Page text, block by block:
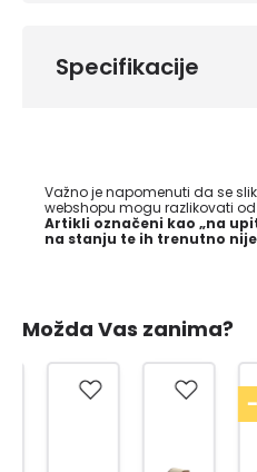
Specifikacije
Važno je napomenuti da se
webshopu mogu razlikovati
Artikli označeni kao „na
na stanju te ih trenutno
Možda Vas zanima?
-15